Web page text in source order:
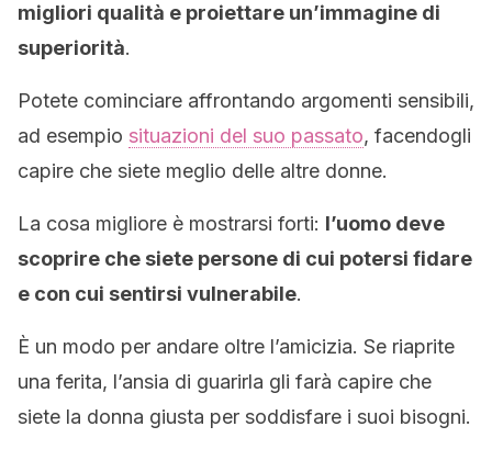
migliori qualità e proiettare un’immagine di
superiorità.
Potete cominciare affrontando argomenti sensibili,
ad esempio situazioni del suo passato, facendogli
capire che siete meglio delle altre donne.
La cosa migliore è mostrarsi forti: l’uomo deve
scoprire che siete persone di cui potersi fidare
e con cui sentirsi vulnerabile.
È un modo per andare oltre l’amicizia. Se riaprite
una ferita, l’ansia di guarirla gli farà capire che
siete la donna giusta per soddisfare i suoi bisogni.